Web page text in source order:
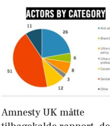
Amnesty UK måtte